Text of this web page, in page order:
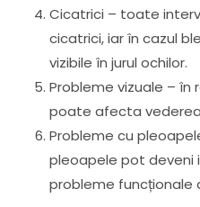
Cicatrici – toate
cicatrici, iar în cazul
vizibile în jurul ochilor.
Probleme vizuale – în
poate afecta
Probleme cu
pleoapele pot deveni
probleme funcționale